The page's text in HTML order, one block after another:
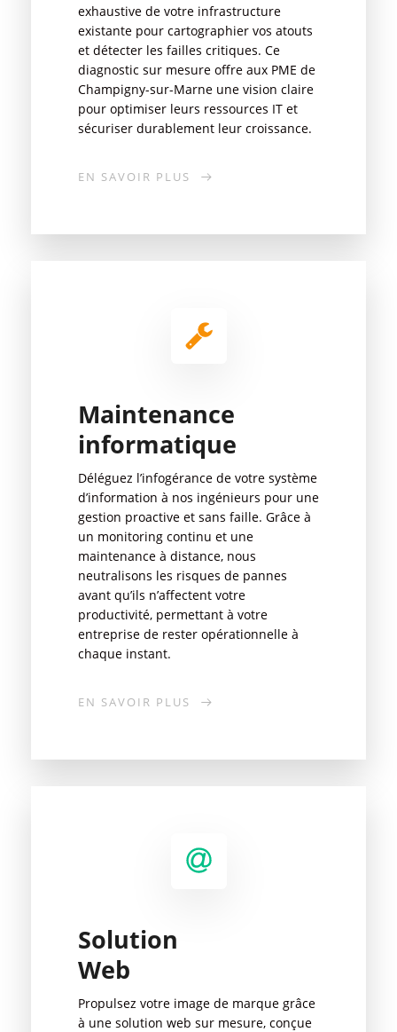
exhaustive de votre infrastructure
existante pour cartographier vos atouts
et détecter les failles critiques. Ce
diagnostic sur mesure offre aux PME de
Champigny-sur-Marne une vision claire
pour optimiser leurs ressources IT et
sécuriser durablement leur croissance.
EN SAVOIR PLUS
Maintenance
informatique
Déléguez l’infogérance de votre système
d’information à nos ingénieurs pour une
gestion proactive et sans faille. Grâce à
un monitoring continu et une
maintenance à distance, nous
neutralisons les risques de pannes
avant qu’ils n’affectent votre
productivité, permettant à votre
entreprise de rester opérationnelle à
chaque instant.
EN SAVOIR PLUS
Solution
Web
Propulsez votre image de marque grâce
à une solution web sur mesure, conçue